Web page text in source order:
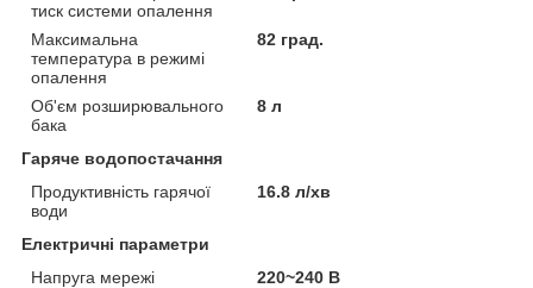
тиск системи опалення
Максимальна
температура в режимі
опалення
82 град.
Об'єм розширювального
бака
8 л
Гаряче водопостачання
Продуктивність гарячої
води
16.8 л/хв
Електричні параметри
Напруга мережі
220~240 В